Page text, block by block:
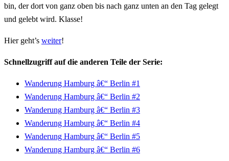
bin, der dort von ganz oben bis nach ganz unten an den Tag gelegt
und gelebt wird. Klasse!
Hier geht’s weiter!
Schnellzugriff auf die anderen Teile der Serie:
Wanderung Hamburg â€“ Berlin #1
Wanderung Hamburg â€“ Berlin #2
Wanderung Hamburg â€“ Berlin #3
Wanderung Hamburg â€“ Berlin #4
Wanderung Hamburg â€“ Berlin #5
Wanderung Hamburg â€“ Berlin #6